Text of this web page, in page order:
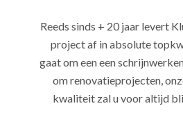
Reeds sinds + 20 jaar levert
project af in absolute
gaat om een een
om renovatieprojecten,
kwaliteit zal u voor altijd